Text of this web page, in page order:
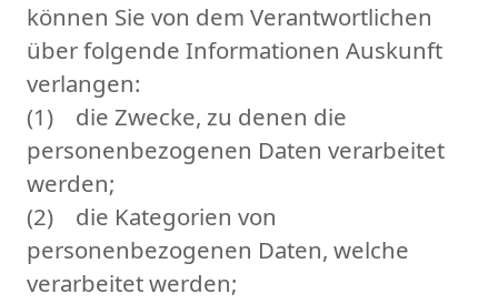
können Sie von dem Verantwortlichen
über folgende Informationen Auskunft
verlangen:
(1) die Zwecke, zu denen die
personenbezogenen Daten verarbeitet
werden;
(2) die Kategorien von
personenbezogenen Daten, welche
verarbeitet werden;